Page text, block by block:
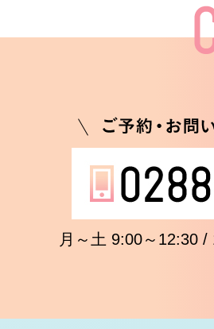
月～土 9:00～12:30